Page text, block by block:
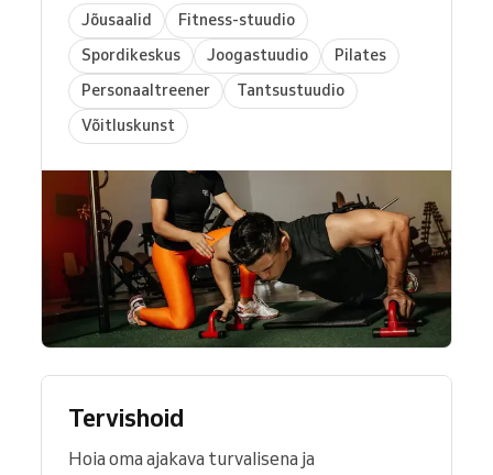
Jõusaalid
Fitness-stuudio
Spordikeskus
Joogastuudio
Pilates
Personaaltreener
Tantsustuudio
Võitluskunst
Tervishoid
Hoia oma ajakava turvalisena ja